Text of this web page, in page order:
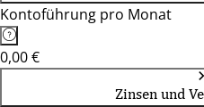
Kontoführung pro Monat
0,00 €
Zinsen und